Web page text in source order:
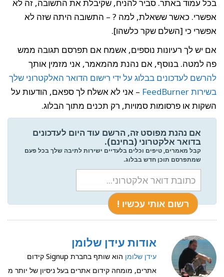
בכל עמוד באתר. סביר להניח, שקיבלת את התשובה, זה לא
אפשרי. כאשר ששאלת, למה ? – התשובה היתה שזה לא
אפשרי כי [השלם שקר כלשהו].
אם יש לך רעיונות נוספים, אשמח אם תפרסם תגובה ממש
פה למטה. בנוסף, אם נהנת מהמאמר, אני מזמין אותך
להרשם לעדכונים בבלוג על ידי רישום הדואר האלקטרוני שלך
בשירות FeedBurner
– אני לא אשלח לך ספאם, הודעות על
השקות או פרסומות סמויות, רק תכנים מתוך הבלוג.
אם נהנת מפוסט זה, הרשם עוד היום לעדכונים
בדואר אלקטרוני (בחינם).
קבל מאמרים, טיפים וכלים בלעדיים ישירות לתיבה שלך בכל פעם
שמתפרסם תוכן חדש בבלוג.
אודות עידן שלומן
עידן שלומן
הוא שותף בחברת Signup קידום
אתרים, מומחה קידום אתרים בעל ניסיון של יותר מ